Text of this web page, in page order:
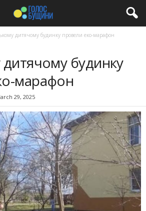
дитячому будинку провели еко-марафон
будинку
марафон
29, 2025